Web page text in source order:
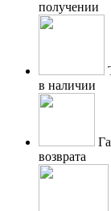
получении
в наличии
возврата